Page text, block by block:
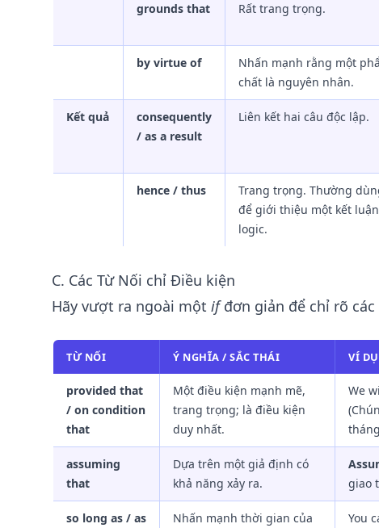
grounds that
Rất trang trọng.
by virtue of
Nhấn mạnh rằng một
chất là nguyên nhân.
Kết quả
consequently
/ as a result
Liên kết hai câu độc lập.
hence / thus
Trang trọng. Thường
để giới thiệu một kết luận
logic.
C. Các Từ Nối chỉ Điều kiện
Hãy vượt ra ngoài một ifđơn giản để chỉ rõ
TỪ NỐI Ý NGHĨA / SẮC THÁI VÍ DỤ
provided that
/ on condition
that
Một điều kiện mạnh mẽ,
trang trọng; là điều kiện
duy nhất.
We
assuming
that
Dựa trên một giả định có
khả năng xảy ra.
giao
so long as / as
Nhấn mạnh thời gian của
You